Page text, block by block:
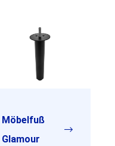
Möbelfuß
Glamour